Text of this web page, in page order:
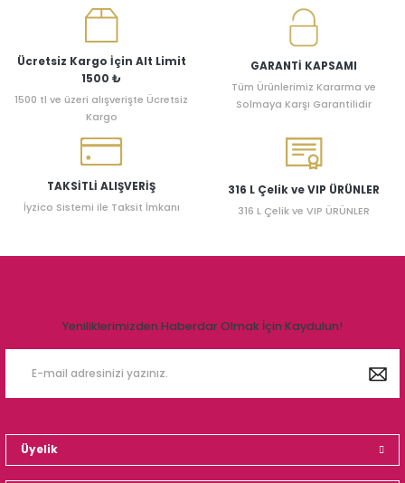
Ücretsiz Kargo İçin Alt Limit
1500 ₺
1500 tl ve üzeri alışverişte Ücretsiz
Kargo
GARANTİ KAPSAMI
Tüm Ürünlerimiz Kararma ve
Solmaya Karşı Garantilidir
TAKSİTLİ ALIŞVERİŞ
İyzico Sistemi ile Taksit İmkanı
316 L Çelik ve VIP ÜRÜNLER
316 L Çelik ve VIP ÜRÜNLER
Yeniliklerimizden Haberdar Olmak İçin Kaydulun!
Üyelik